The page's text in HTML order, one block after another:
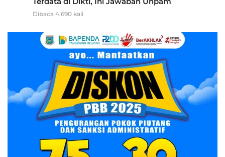
Dibaca 4.690 kali